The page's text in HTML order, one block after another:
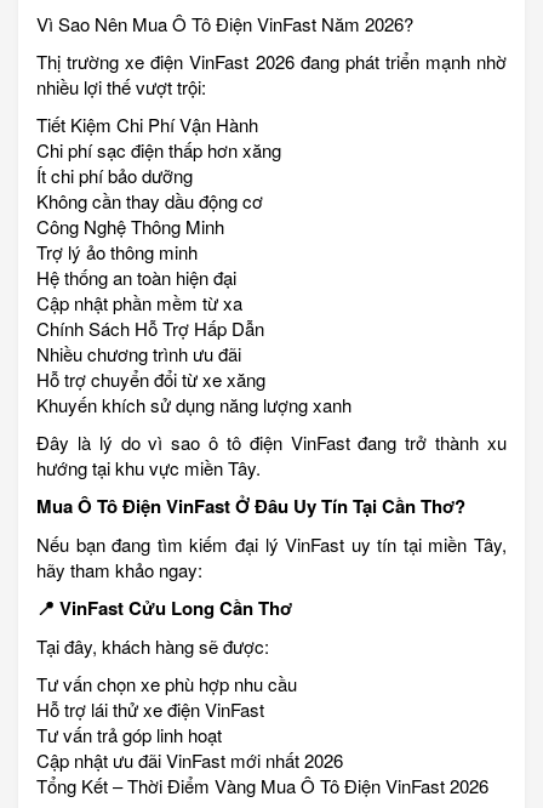
Vì Sao Nên Mua Ô Tô Điện VinFast Năm 2026?
Thị trường xe điện VinFast 2026 đang phát triển mạnh nhờ
nhiều lợi thế vượt trội:
Tiết Kiệm Chi Phí Vận Hành
Chi phí sạc điện thấp hơn xăng
Ít chi phí bảo dưỡng
Không cần thay dầu động cơ
Công Nghệ Thông Minh
Trợ lý ảo thông minh
Hệ thống an toàn hiện đại
Cập nhật phần mềm từ xa
Chính Sách Hỗ Trợ Hấp Dẫn
Nhiều chương trình ưu đãi
Hỗ trợ chuyển đổi từ xe xăng
Khuyến khích sử dụng năng lượng xanh
Đây là lý do vì sao ô tô điện VinFast đang trở thành xu
hướng tại khu vực miền Tây.
Mua Ô Tô Điện VinFast Ở Đâu Uy Tín Tại Cần Thơ?
Nếu bạn đang tìm kiếm đại lý VinFast uy tín tại miền Tây,
hãy tham khảo ngay:
📍 VinFast Cửu Long Cần Thơ
Tại đây, khách hàng sẽ được:
Tư vấn chọn xe phù hợp nhu cầu
Hỗ trợ lái thử xe điện VinFast
Tư vấn trả góp linh hoạt
Cập nhật ưu đãi VinFast mới nhất 2026
Tổng Kết – Thời Điểm Vàng Mua Ô Tô Điện VinFast 2026